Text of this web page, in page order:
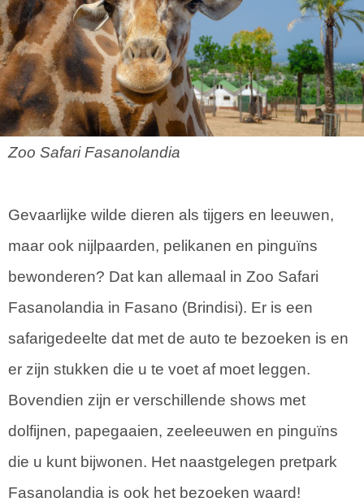
Zoo Safari Fasanolandia
Gevaarlijke wilde dieren als tijgers en leeuwen,
maar ook nijlpaarden, pelikanen en pinguïns
bewonderen? Dat kan allemaal in Zoo Safari
Fasanolandia in Fasano (Brindisi). Er is een
safarigedeelte dat met de auto te bezoeken is en
er zijn stukken die u te voet af moet leggen.
Bovendien zijn er verschillende shows met
dolfijnen, papegaaien, zeeleeuwen en pinguïns
die u kunt bijwonen. Het naastgelegen pretpark
Fasanolandia is ook het bezoeken waard!